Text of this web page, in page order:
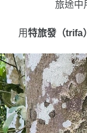
旅途中
用特旅發（trifa）